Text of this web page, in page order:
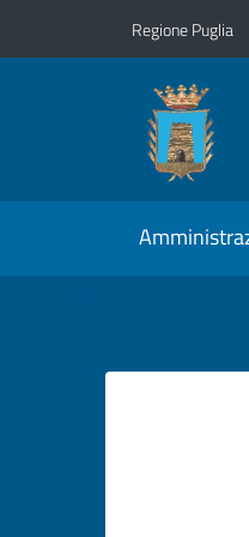
Regione Puglia